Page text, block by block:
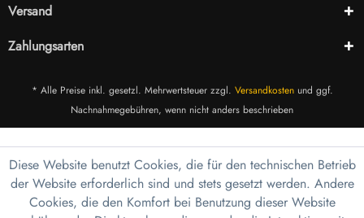
Versand
Zahlungsarten
* Alle Preise inkl. gesetzl. Mehrwertsteuer zzgl. Versandkostenund ggf.
Nachnahmegebühren, wenn nicht anders beschrieben
Diese Website benutzt Cookies, die für den technischen Betrieb
der Website erforderlich sind und stets gesetzt werden. Andere
Cookies, die den Komfort bei Benutzung dieser Website